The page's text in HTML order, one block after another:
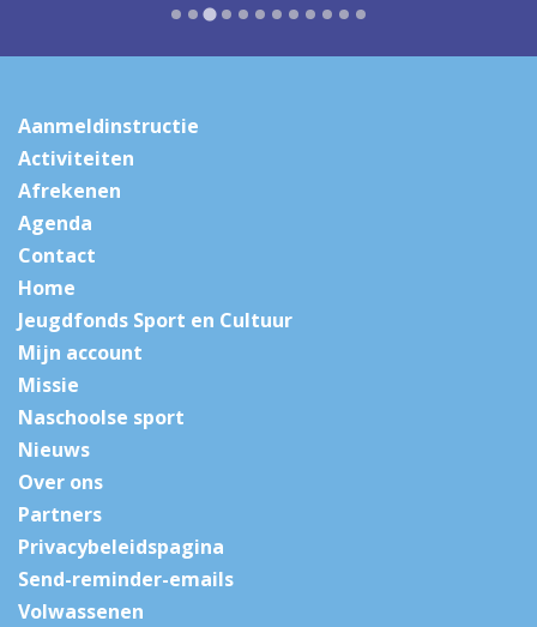
Aanmeldinstructie
Activiteiten
Afrekenen
Agenda
Contact
Home
Jeugdfonds Sport en Cultuur
Mijn account
Missie
Naschoolse sport
Nieuws
Over ons
Partners
Privacybeleidspagina
Send-reminder-emails
Volwassenen